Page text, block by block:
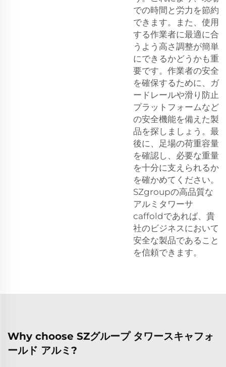
での時間と労力を節約
できます。また、使用
する作業者に最適に合
うよう高さ調整が簡単
にできるかどうかも重
要です。作業者の安全
を確保するために、ガ
ードレールや滑り防止
プラットフォームなど
の安全機能を備えた製
品を探しましょう。最
後に、足場の荷重容量
を確認し、必要な重量
を十分に支えられるか
を確かめてください。
SZgroupの高品質な
アルミタワーサ
caffoldであれば、貴
社のビジネスにおいて
安全な製品であること
を信頼できます。
Why choose SZグループ タワースキャフォ
ールド アルミ?